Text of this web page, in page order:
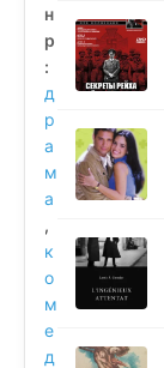
н
р
:
д
р
а
м
а
,
к
о
м
е
д